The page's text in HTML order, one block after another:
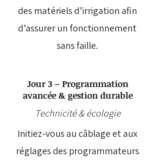
des matériels d’irrigation afin
d’assurer un fonctionnement
sans faille.
Jour 3 – Programmation
avancée & gestion durable
Technicité & écologie
Initiez-vous au câblage et aux
réglages des programmateurs